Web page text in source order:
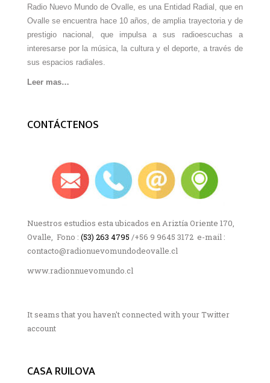
Radio Nuevo Mundo de Ovalle, es una Entidad Radial, que en
Ovalle se encuentra hace 10 años, de amplia trayectoria y de
prestigio nacional, que impulsa a sus radioescuchas a
interesarse por la música, la cultura y el deporte, a través de
sus espacios radiales.
Leer mas…
CONTÁCTENOS
Nuestros estudios esta ubicados en Ariztía Oriente 170,
Ovalle, Fono : (53) 263 4795 /+56 9 9645 3172 e-mail :
contacto@radionuevomundodeovalle.cl
www.radionnuevomundo.cl
It seams that you haven't connected with your Twitter
account
CASA RUILOVA